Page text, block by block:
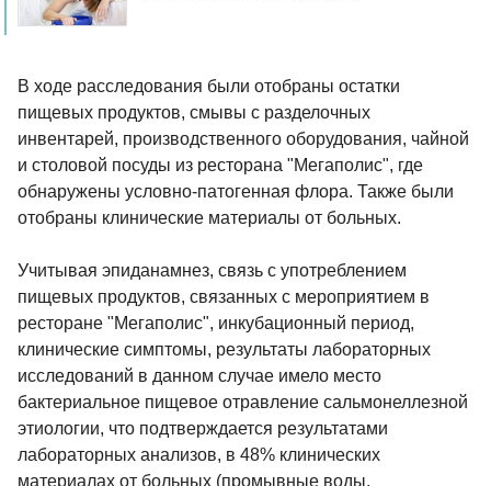
В ходе расследования были отобраны остатки
пищевых продуктов, смывы с разделочных
инвентарей, производственного оборудования, чайной
и столовой посуды из ресторана "Мегаполис", где
обнаружены условно-патогенная флора. Также были
отобраны клинические материалы от больных.
Учитывая эпиданамнез, связь с употреблением
пищевых продуктов, связанных с мероприятием в
ресторане "Мегаполис", инкубационный период,
клинические симптомы, результаты лабораторных
исследований в данном случае имело место
бактериальное пищевое отравление сальмонеллезной
этиологии, что подтверждается результатами
лабораторных анализов, в 48% клинических
материалах от больных (промывные воды,